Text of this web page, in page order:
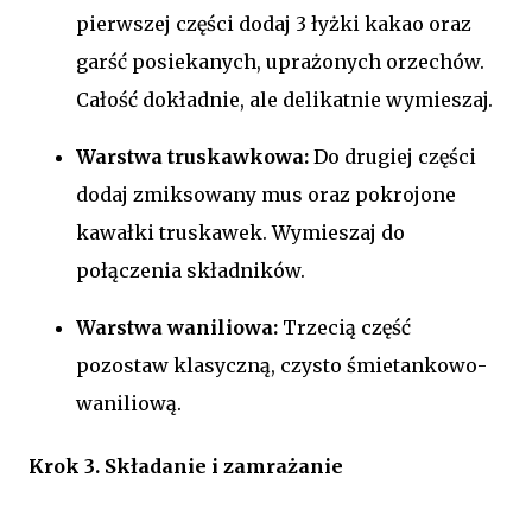
pierwszej części dodaj 3 łyżki kakao oraz
garść posiekanych, uprażonych orzechów.
Całość dokładnie, ale delikatnie wymieszaj.
Warstwa truskawkowa: Do drugiej części
dodaj zmiksowany mus oraz pokrojone
kawałki truskawek. Wymieszaj do
połączenia składników.
Warstwa waniliowa: Trzecią część
pozostaw klasyczną, czysto śmietankowo-
waniliową.
Krok 3. Składanie i zamrażanie